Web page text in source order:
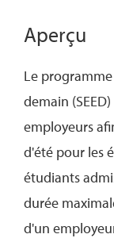
Aperçu
Le
demain
employeurs
d'été pour les
étudiants
durée
d'un